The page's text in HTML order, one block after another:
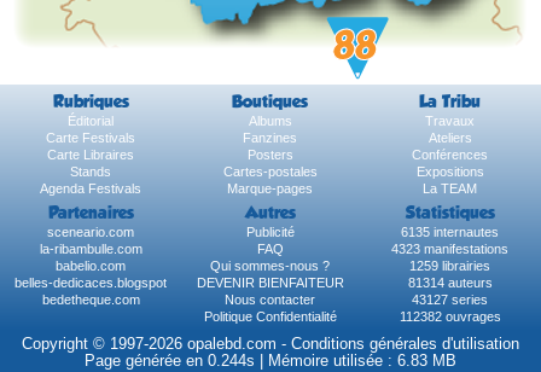
Rubriques Boutiques La Tribu
Éditorial Albums
Travaux
Carte Festivals
Fanzines
Ateliers
Carte Libraires
Posters
Conférences
Stands
Cartes-postales
Expositions
Agenda Festivals
Marque-pages La TEAM
Partenaires Autres Statistiques
sceneario.com Publicité
6135 internautes
la-ribambulle.com
FAQ
4323 manifestations
babelio.com
Qui sommes-nous ?
1259 librairies
belles-dedicaces.blogspot
DEVENIR BIENFAITEUR
81314 auteurs
bedetheque.com
Nous contacter
43127 series
Politique Confidentialité
112382 ouvrages
Copyright © 1997-2026 opalebd.com - Conditions générales d'utilisation
Page générée en 0.244s | Mémoire utilisée : 6.83 MB